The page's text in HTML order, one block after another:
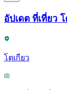
อัปเดต ที่เที่ยว
โตเกียว